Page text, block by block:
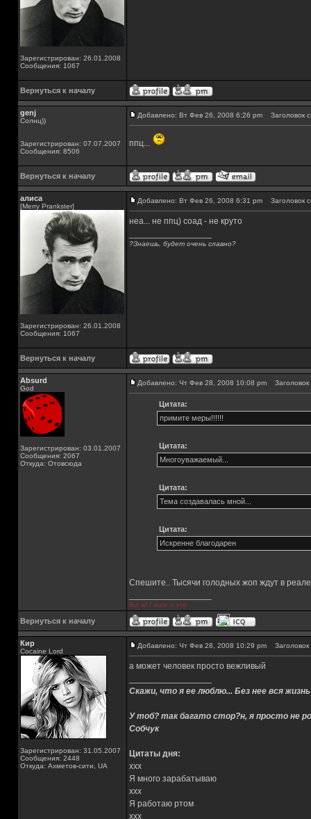
Зарегистрирован: 26.01.2008
Сообщения: 1067
Вернуться к началу
genj
Солнц))
Зарегистрирован: 07.07.2007
Сообщения: 8506
Добавлено: Вт Фев 26, 2008 6:26 pm Заголовок
ппц...
Вернуться к началу
алиса
[Merry Prankster]
Зарегистрирован: 26.01.2008
Сообщения: 1067
Добавлено: Вт Фев 26, 2008 6:31 pm Заголовок
неа... не ппц) соад - не круто
?Знаешь, будет очень славно?
Вернуться к началу
Absurd
God
Зарегистрирован: 03.01.2007
Сообщения: 2067
Откуда: Отовсюда
Добавлено: Чт Фев 28, 2008 10:08 pm
Цитата:
примите меры!!!!!!
Цитата:
Многоуважаемый...
Цитата:
Тема создавалась мной...
Цитата:
Искренне благодарен
Спешите.. Тысячи голодных жоп ждут в
But all I want is you
Вернуться к началу
Кир
Cocaine Lord
Зарегистрирован: 31.05.2007
Сообщения: 2448
Откуда: Ахметов-сити, UA
Добавлено: Чт Фев 28, 2008 10:29 pm
а может человек просто вежливый
Скажи, что я ее люблю... Без нее вся
У тоб? так багато стор?н, я просто не
Собчук
Цитаты дня:
xxx
Я много зарабатываю
xxx
Я работаю ртом
xxx